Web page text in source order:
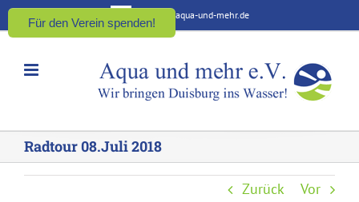
Zum
Inhalt
kontakt@aqua-und-mehr.de
Radtour 08.Juli 2018
Zurück Vor
Für den Verein spenden!